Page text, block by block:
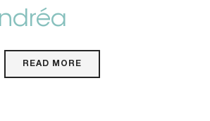
READ MORE